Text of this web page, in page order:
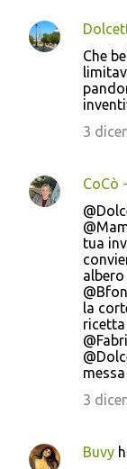
Che
3
CoCò
tua
albero
la
3
Buvy